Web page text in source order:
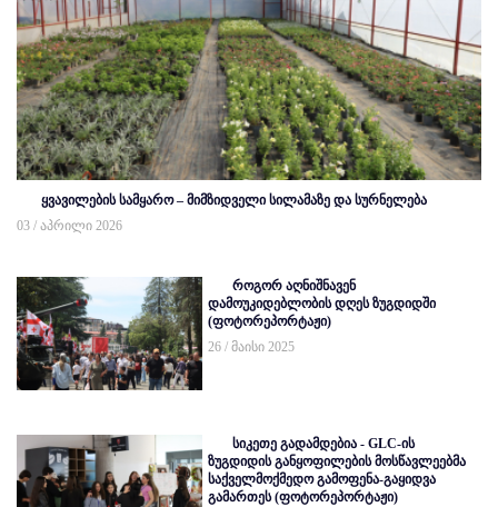
ყვავილების სამყარო – მიმზიდველი სილამაზე და სურნელება
03 / აპრილი 2026
როგორ აღნიშნავენ
დამოუკიდებლობის დღეს ზუგდიდში
(ფოტორეპორტაჟი)
26 / მაისი 2025
სიკეთე გადამდებია - GLC-ის
ზუგდიდის განყოფილების მოსწავლეებმა
საქველმოქმედო გამოფენა-გაყიდვა
გამართეს (ფოტორეპორტაჟი)